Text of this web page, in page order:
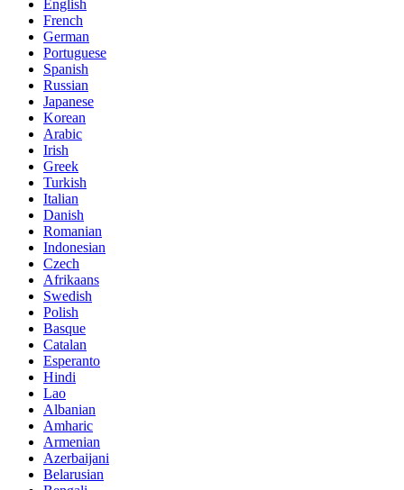
English
French
German
Portuguese
Spanish
Russian
Japanese
Korean
Arabic
Irish
Greek
Turkish
Italian
Danish
Romanian
Indonesian
Czech
Afrikaans
Swedish
Polish
Basque
Catalan
Esperanto
Hindi
Lao
Albanian
Amharic
Armenian
Azerbaijani
Belarusian